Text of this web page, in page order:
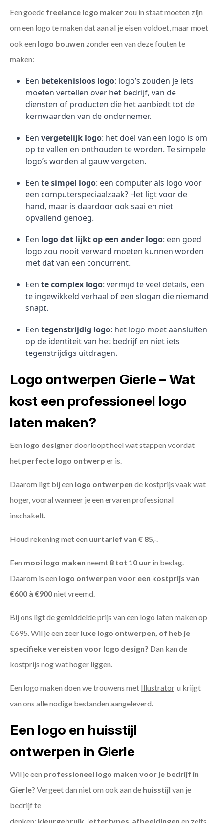
Een goede freelance logo maker zou in staat moeten zijn
om een logo te maken dat aan al je eisen voldoet, maar moet
ook een logo bouwen zonder een van deze fouten te
maken:
Een betekenisloos logo: logo’s zouden je iets
moeten vertellen over het bedrijf, van de
diensten of producten die het aanbiedt tot de
kernwaarden van de ondernemer.
Een vergetelijk logo: het doel van een logo is om
op te vallen en onthouden te worden. Te simpele
logo’s worden al gauw vergeten.
Een te simpel logo: een computer als logo voor
een computerspeciaalzaak? Het ligt voor de
hand, maar is daardoor ook saai en niet
opvallend genoeg.
Een logo dat lijkt op een ander logo: een goed
logo zou nooit verward moeten kunnen worden
met dat van een concurrent.
Een te complex logo: vermijd te veel details, een
te ingewikkeld verhaal of een slogan die niemand
snapt.
Een tegenstrijdig logo: het logo moet aansluiten
op de identiteit van het bedrijf en niet iets
tegenstrijdigs uitdragen.
Logo ontwerpen Gierle – Wat
kost een professioneel logo
laten maken?
Een logo designerdoorloopt heel wat stappen voordat
het perfecte logo ontwerp er is.
Daarom ligt bij een logo ontwerpen de kostprijs vaak wat
hoger, vooral wanneer je een ervaren professional
inschakelt.
Houd rekening met een uurtarief van € 85,-.
Een mooi logo maken neemt 8 tot 10 uur in beslag.
Daarom is een logo ontwerpen voor een kostprijs van
€600 à €900niet vreemd.
Bij ons ligt de gemiddelde prijs van een logo laten maken op
€695. Wil je een zeer luxe logo ontwerpen, of heb je
specifieke vereisten voor logo design? Dan kan de
kostprijs nog wat hoger liggen.
Een logo maken doen we trouwens met Illustrator, u krijgt
van ons alle nodige bestanden aangeleverd.
Een logo en huisstijl
ontwerpen in Gierle
Wil je een professioneel logo maken voor je bedrijf in
Gierle? Vergeet dan niet om ook aan de huisstijl van je
bedrijf te
denken: kleurgebruik lettertypes afbeeldingen en zelfs